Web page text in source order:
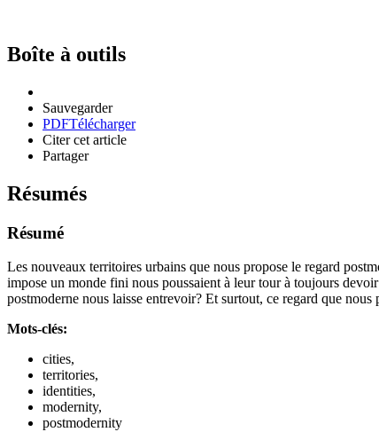
Boîte à outils
Sauvegarder
PDFTélécharger
Citer cet article
Partager
Résumés
Résumé
Les nouveaux territoires urbains que nous propose le regard
impose un monde fini nous poussaient à leur tour à toujours
postmoderne nous laisse entrevoir? Et surtout, ce regard que
Mots-clés:
cities,
territories,
identities,
modernity,
postmodernity